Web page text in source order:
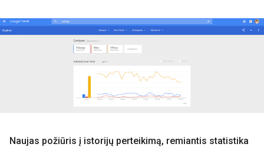
Naujas požiūris į istorijų perteikimą, remiantis statistika